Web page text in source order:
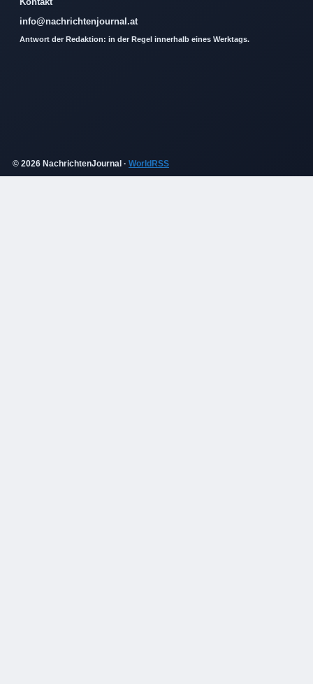
info@nachrichtenjournal.at
Antwort der Redaktion: in der Regel innerhalb eines Werktags.
© 2026 NachrichtenJournal · WorldRSS